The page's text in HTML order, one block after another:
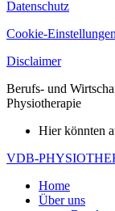
Datenschutz
Cookie-Einstellungen
Disclaimer
Berufs- und
Physiotherapie
Hier könnten
VDB-
Home
Über uns